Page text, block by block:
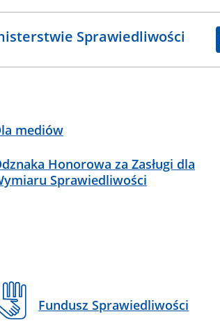
Sprawiedliwości
mediów
Honorowa za Zasługi dla
Sprawiedliwości
Fundusz Sprawiedliwości